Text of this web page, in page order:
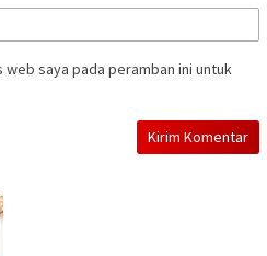
web saya pada peramban ini untuk